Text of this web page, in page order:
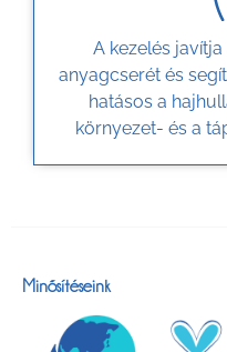
A kezelés
anyagcserét és
hatásos a
környezet- és a
Minősítéseink